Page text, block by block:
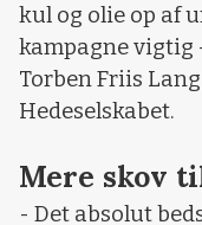
kul og olie op af
kampagne vigtig
Torben Friis
Hedeselskabet.
Mere skov
- Det absolut